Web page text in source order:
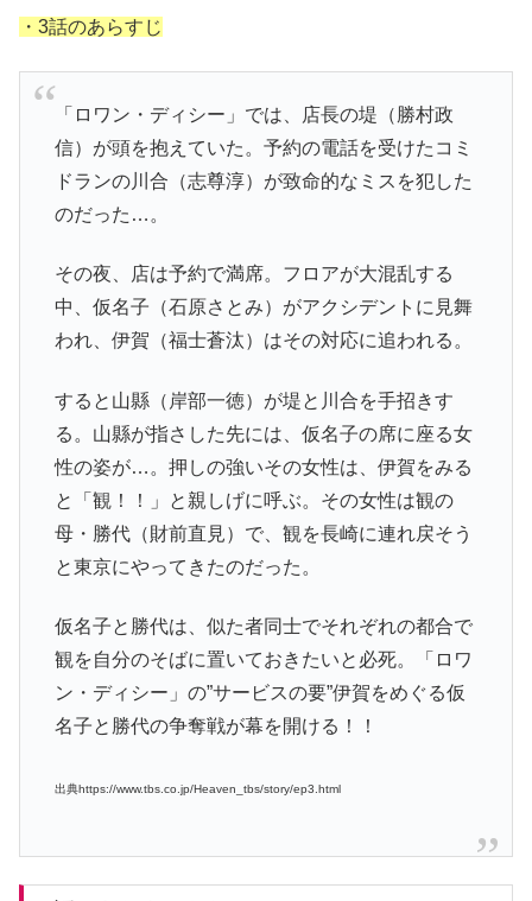
・3話のあらすじ
「ロワン・ディシー」では、店長の堤（勝村政
信）が頭を抱えていた。予約の電話を受けたコミ
ドランの川合（志尊淳）が致命的なミスを犯した
のだった…。
その夜、店は予約で満席。フロアが大混乱する
中、仮名子（石原さとみ）がアクシデントに見舞
われ、伊賀（福士蒼汰）はその対応に追われる。
すると山縣（岸部一徳）が堤と川合を手招きす
る。山縣が指さした先には、仮名子の席に座る女
性の姿が…。押しの強いその女性は、伊賀をみる
と「観！！」と親しげに呼ぶ。その女性は観の
母・勝代（財前直見）で、観を長崎に連れ戻そう
と東京にやってきたのだった。
仮名子と勝代は、似た者同士でそれぞれの都合で
観を自分のそばに置いておきたいと必死。「ロワ
ン・ディシー」の”サービスの要”伊賀をめぐる仮
名子と勝代の争奪戦が幕を開ける！！
出典https://www.tbs.co.jp/Heaven_tbs/story/ep3.html